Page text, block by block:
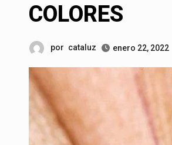
COLORES
por cataluz enero 22, 2022